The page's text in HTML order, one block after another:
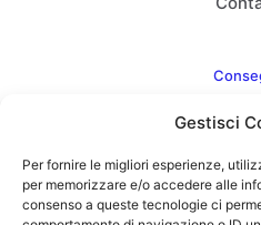
Gestisci
Per fornire le migliori esperienze,
per memorizzare e/o accedere alle
consenso a queste tecnologie ci
Come